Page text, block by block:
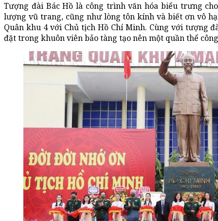
Tượng đài Bác Hồ là công trình văn hóa biểu trưng
lượng vũ trang, cũng như lòng tôn kính và biết ơn vô
Quân khu 4 với Chủ tịch Hồ Chí Minh. Cùng với tượng
đặt trong khuôn viên bảo tàng tạo nên một quần thể